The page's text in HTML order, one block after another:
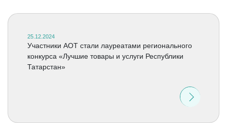
25.12.2024
Участники АОТ стали лауреатами регионального
конкурса «Лучшие товары и услуги Республики
Татарстан»